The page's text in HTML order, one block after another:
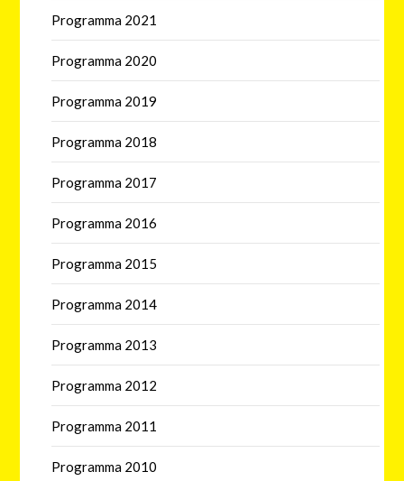
Programma 2021
Programma 2020
Programma 2019
Programma 2018
Programma 2017
Programma 2016
Programma 2015
Programma 2014
Programma 2013
Programma 2012
Programma 2011
Programma 2010